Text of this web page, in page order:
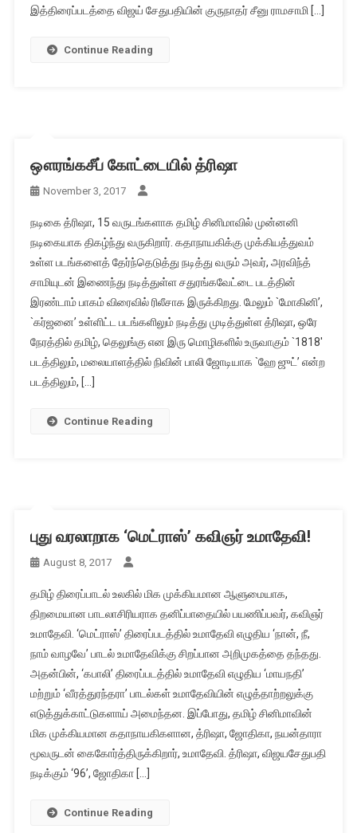
இத்திரைப்படத்தை விஜய் சேதுபதியின் குருநாதர் சீனு ராமசாமி […]
Continue Reading
ஔரங்கசீப் கோட்டையில் த்ரிஷா
November 3, 2017
நடிகை த்ரிஷா, 15 வருடங்களாக தமிழ் சினிமாவில் முன்னனி
நடிகையாக திகழ்ந்து வருகிறார். கதாநாயகிக்கு முக்கியத்துவம்
உள்ள படங்களைத் தேர்ந்தெடுத்து நடித்து வரும் அவர், அரவிந்த்
சாமியுடன் இணைந்து நடித்துள்ள சதுரங்கவேட்டை படத்தின்
இரண்டாம் பாகம் விரைவில் ரிலீசாக இருக்கிறது. மேலும் `மோகினி’,
`கர்ஜனை’ உள்ளிட்ட படங்களிலும் நடித்து முடித்துள்ள த்ரிஷா, ஒரே
நேரத்தில் தமிழ், தெலுங்கு என இரு மொழிகளில் உருவாகும் `1818′
படத்திலும், மலையாளத்தில் நிவின் பாலி ஜோடியாக `ஹே ஜுட்’ என்ற
படத்திலும், […]
Continue Reading
புது வரலாறாக ‘மெட்ராஸ்’ கவிஞர் உமாதேவி!
August 8, 2017
தமிழ் திரைப்பாடல் உலகில் மிக முக்கியமான ஆளுமையாக,
திறமையான பாடலாசிரியராக தனிப்பாதையில் பயணிப்பவர், கவிஞர்
உமாதேவி. ‘மெட்ராஸ்’ திரைப்படத்தில் உமாதேவி எழுதிய ‘நான், நீ,
நாம் வாழவே’ பாடல் உமாதேவிக்கு சிறப்பான அறிமுகத்தை தந்தது.
அதன்பின், ‘கபாலி’ திரைப்படத்தில் உமாதேவி எழுதிய ‘மாயநதி’
மற்றும் ‘வீரத்துரந்தரா’ பாடல்கள் உமாதேவியின் எழுத்தாற்றலுக்கு
எடுத்துக்காட்டுகளாய் அமைந்தன. இப்போது, தமிழ் சினிமாவின்
மிக முக்கியமான கதாநாயகிகளான, த்ரிஷா, ஜோதிகா, நயன்தாரா
மூவருடன் கைகோர்த்திருக்கிறார், உமாதேவி. த்ரிஷா, விஜயசேதுபதி
நடிக்கும் ‘96’, ஜோதிகா […]
Continue Reading